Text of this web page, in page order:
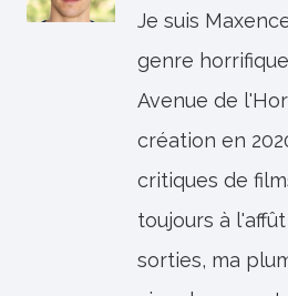
Je suis
genre
Avenue de
création en
critiques de
toujours à
sorties, ma